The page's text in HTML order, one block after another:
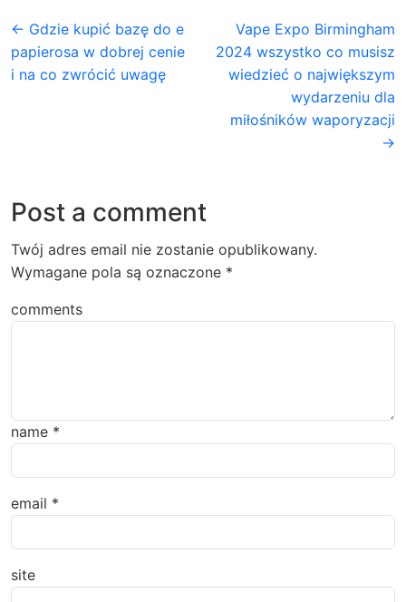
← Gdzie kupić bazę do e
papierosa w dobrej cenie
i na co zwrócić uwagę
Vape Expo Birmingham
2024 wszystko co musisz
wiedzieć o największym
wydarzeniu dla
miłośników waporyzacji
→
Post a comment
Twój adres email nie zostanie opublikowany.
Wymagane pola są oznaczone *
comments
name *
email *
site